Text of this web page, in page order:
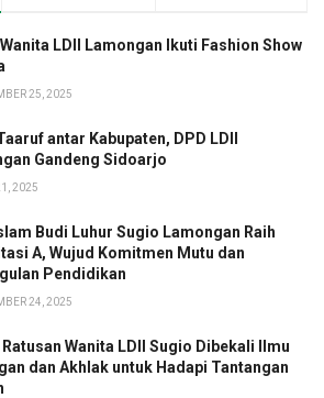
LDII Lamongan Ikuti Fashion Show
25, 2025
antar Kabupaten, DPD LDII
Gandeng Sidoarjo
2025
Budi Luhur Sugio Lamongan Raih
A, Wujud Komitmen Mutu dan
Pendidikan
24, 2025
Ratusan Wanita LDII Sugio Dibekali Ilmu
dan Akhlak untuk Hadapi Tantangan